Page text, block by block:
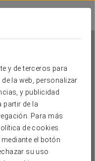
y de terceros para
la web, personalizar
y publicidad
partir de la
Para más
de cookies.
el botón
su uso
Pleta